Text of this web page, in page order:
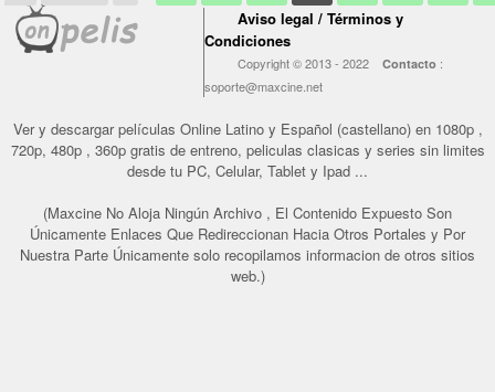
Aviso legal / Términos y
Condiciones
Copyright © 2013 - 2022Contacto :
soporte@maxcine.net
Ver y descargar películas Online Latino y Español (castellano) en 1080p ,
720p, 480p , 360p gratis de entreno, peliculas clasicas y series sin limites
desde tu PC, Celular, Tablet y Ipad ...
(Maxcine No Aloja Ningún Archivo , El Contenido Expuesto Son
Únicamente Enlaces Que Redireccionan Hacia Otros Portales y Por
Nuestra Parte Únicamente solo recopilamos informacion de otros sitios
web.)